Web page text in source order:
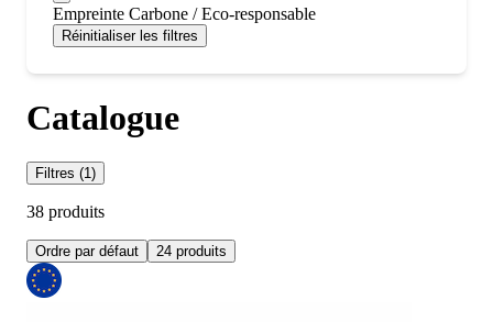
Empreinte Carbone / Eco-responsable
Réinitialiser les filtres
Catalogue
Filtres (1)
38 produits
Ordre par défaut 24 produits